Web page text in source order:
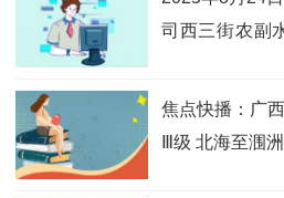
司西三街农副
焦点快播：广
Ⅲ级 北海至涠